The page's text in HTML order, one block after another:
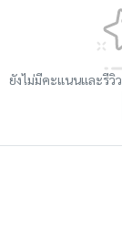
ยังไม่มีคะแนนและรีวิ